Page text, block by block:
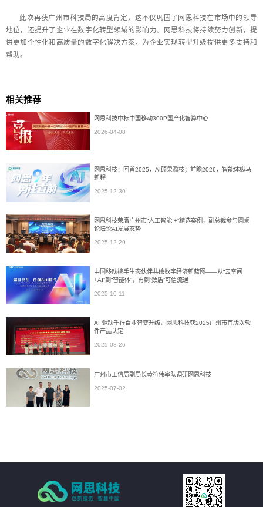
此次再获广州市科技局的高度肯定，这不仅巩固了网思科技在市场中的领导
地位，还提升了企业在数字化转型领域的影响力。网思科技将持续努力创新，提
供更加个性化和高质量的数字化解决方案，为企业实现转型升级提供更多支持和
帮助。
相关推荐
网思科技中标中国移动300P国产化智算中心
2026-04-08
网思科技：回首2025，AI硕果盈枝；前瞻2026，智能体纵马
新程
2025-12-30
网思科技荣膺广州市“人工智能 +”精选案例，副总裁参与圆桌
论坛论AI发展态势
2025-12-29
中国移动携手生态伙伴共绘数字经济新蓝图——从“云空间
+AI”到“智能体”，再到“数盾”可信流通
2025-10-11
AI 驱动千行百业智变升级，网思科技获2025广州市首版次软
件产品认定
2025-08-26
广州市工信局副局长黄符伟率队调研网思科技
2025-07-02